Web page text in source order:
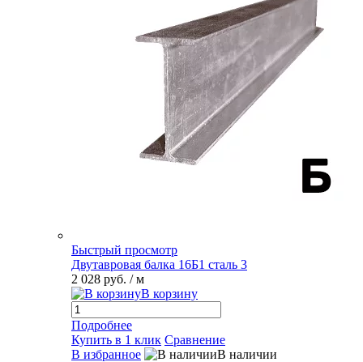
Быстрый просмотр
Двутавровая балка 16Б1 сталь 3
2 028 руб. / м
В корзину
Подробнее
Купить в 1 клик Сравнение
В избранное
В наличии